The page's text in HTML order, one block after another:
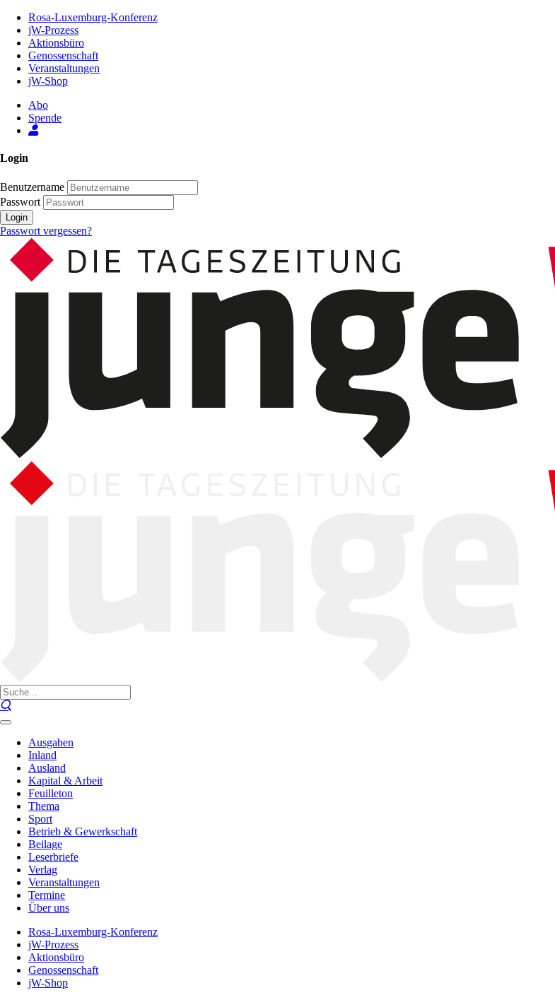
Inhalt
Seite
Rosa-Luxemburg-Konferenz
jW-Prozess
Aktionsbüro
Genossenschaft
Veranstaltungen
jW-Shop
Abo
Spende
Login
Benutzername
Passwort
Login
Passwort vergessen?
Ausgaben
Inland
Ausland
Kapital & Arbeit
Feuilleton
Thema
Sport
Betrieb & Gewerkschaft
Beilage
Leserbriefe
Verlag
Veranstaltungen
Termine
Über uns
Rosa-Luxemburg-Konferenz
jW-Prozess
Aktionsbüro
Genossenschaft
jW-Shop